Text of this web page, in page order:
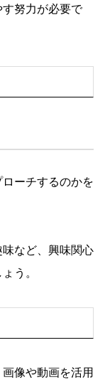
努力が必要で
ーチするのかを
など、興味関心
う。
像や動画を活用